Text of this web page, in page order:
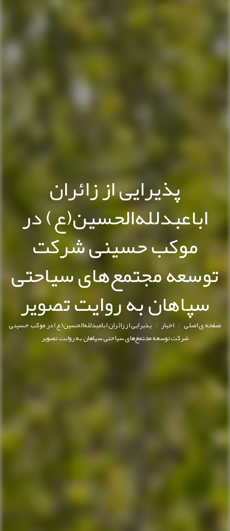
پذیرایی از زائران
اباعبدلله‌الحسین(ع) در
موکب حسینی شرکت
توسعه مجتمع‌های سیاحتی
سپاهان به روایت تصویر
صفحه ی اصلی/ اخبار/ پذیرایی از زائران اباعبدلله‌الحسین(ع) در موکب حسینی
شرکت توسعه مجتمع‌های سیاحتی سپاهان به روایت تصویر